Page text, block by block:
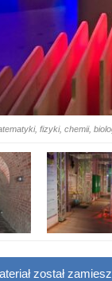
fizyki, chemii,
został